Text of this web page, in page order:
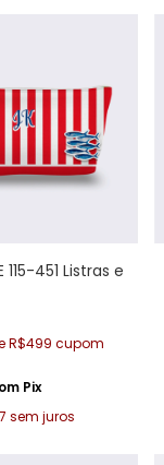
115-451 Listras e
R$499 cupom
Pix
sem juros